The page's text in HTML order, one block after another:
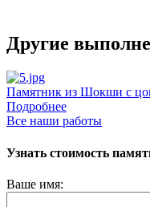
Другие
Памятник из Шокши с
Подробнее
Все наши работы
Узнать стоимость
Ваше имя: